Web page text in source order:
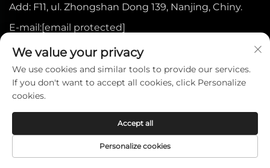
Add: F11, ul. Zhongshan Dong 139, Nanjing, Chiny.
E-mail:[email protected]
Telefon komórkowy: +86-17327710449
Tel.: +86-025-84573776
Prawa autorskie © 2025 by Heniemo Home
Collection Co., Ltd. — Polityka prywatności
We value your privacy
We use cookies and similar tools to provide our services.
If you don't want to accept all cookies, click Personalize
cookies.
Personalize cookies
Accept all